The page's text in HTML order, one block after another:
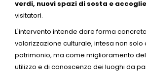
verdi, nuovi spazi di sosta e
visitatori.
L'intervento intende dare forma
valorizzazione culturale, intesa non
patrimonio, ma come miglioramento
utilizzo e di conoscenza dei luoghi da